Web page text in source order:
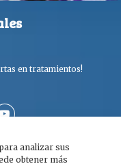
analizar sus
obtener más
en tratamientos!